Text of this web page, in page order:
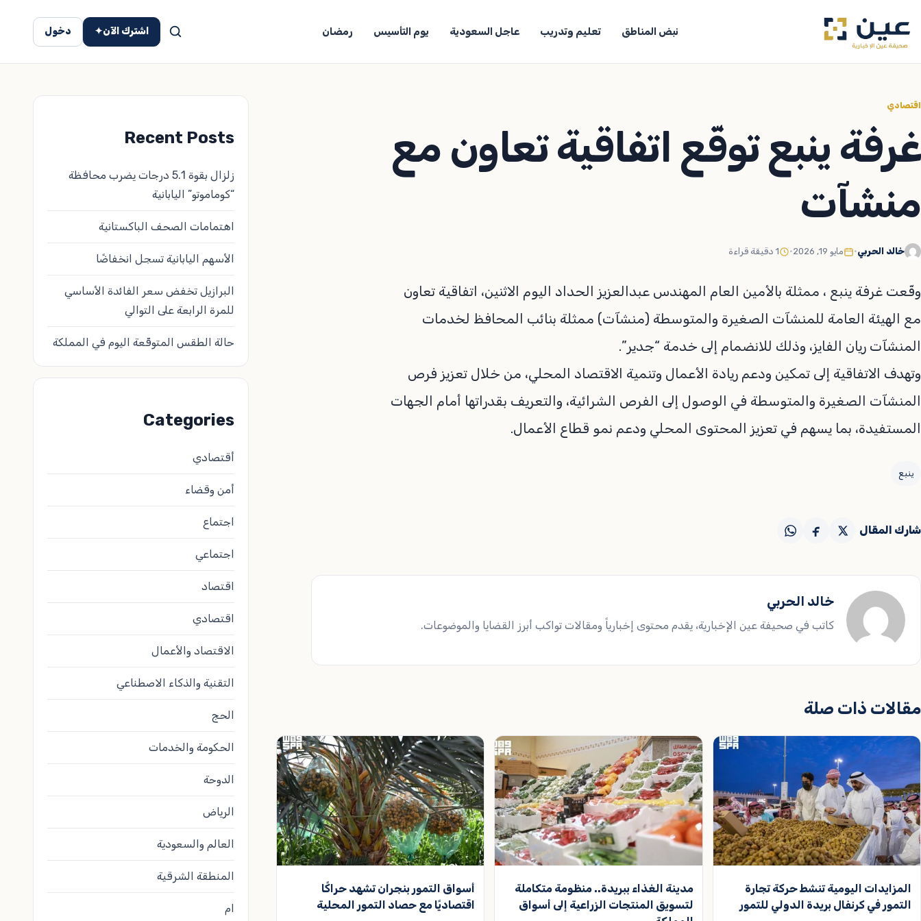
إلى
المحتوى
نبض المناطق تعليم وتدريب عاجل السعودية يوم التأسيس رمضان اشترك الآن✦ دخول
اقتصادي
غرفة ينبع توقّع اتفاقية تعاون مع
منشآت
خالد الحربي• مايو 19, 2026 • 1 دقيقة قراءة
وقّعت غرفة ينبع ، ممثلة بالأمين العام المهندس عبدالعزيز الحداد اليوم الاثنين، اتفاقية تعاون
مع الهيئة العامة للمنشآت الصغيرة والمتوسطة (منشآت) ممثلة بنائب المحافظ لخدمات
المنشآت ريان الفايز، وذلك للانضمام إلى خدمة “جدير”.
وتهدف الاتفاقية إلى تمكين ودعم ريادة الأعمال وتنمية الاقتصاد المحلي، من خلال تعزيز فرص
المنشآت الصغيرة والمتوسطة في الوصول إلى الفرص الشرائية، والتعريف بقدراتها أمام الجهات
المستفيدة، بما يسهم في تعزيز المحتوى المحلي ودعم نمو قطاع الأعمال.
ينبع
شارك المقال
خالد الحربي
كاتب في صحيفة عين الإخبارية، يقدم محتوى إخبارياً ومقالات تواكب أبرز القضايا والموضوعات.
مقالات ذات صلة
المزايدات اليومية تنشط حركة تجارة
التمور في كرنفال بريدة الدولي للتمور
مدينة الغذاء ببريدة.. منظومة متكاملة
لتسويق المنتجات الزراعية إلى أسواق
أسواق التمور بنجران تشهد حراكًا
اقتصاديًا مع حصاد التمور المحلية
Recent Posts
زلزال بقوة 5.1 درجات يضرب محافظة
“كوماموتو” اليابانية
اهتمامات الصحف الباكستانية
الأسهم اليابانية تسجل انخفاضًا
البرازيل تخفض سعر الفائدة الأساسي
للمرة الرابعة على التوالي
حالة الطقس المتوقّعة اليوم في المملكة
Categories
أقتصادي
أمن وقضاء
اجتماع
اجتماعي
اقتصاد
اقتصادي
الاقتصاد والأعمال
التقنية والذكاء الاصطناعي
الحج
الحكومة والخدمات
الدوحة
الرياض
العالم والسعودية
المنطقة الشرقية
ام